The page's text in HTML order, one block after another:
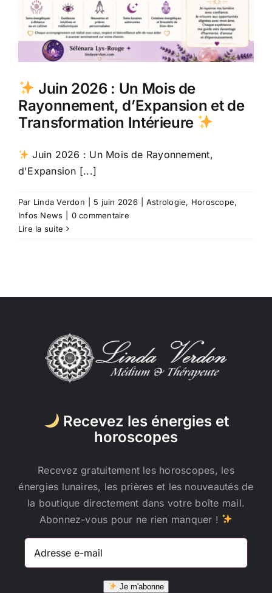
Juin 2026 : Un Mois de
Rayonnement, d’Expansion et de
Transformation Intérieure
Juin 2026 : Un Mois de Rayonnement,
d'Expansion [...]
Par Linda Verdon 5 juin 2026 Astrologie, Horoscope,
Infos News
0 commentaire
Lire la suite
Recevez les énergies et
horoscopes
Recevez gratuitement les horoscopes, les
énergies lunaires, les prières et les nouveautés de
la boutique directement dans votre boîte mail.
Abonnez-vous pour ne rien manquer !
Adresse
Je m'abonne